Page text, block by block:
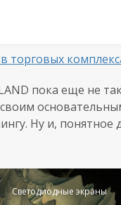
торговых
пока еще не
Ну и, понятное
Светодиодные экраны